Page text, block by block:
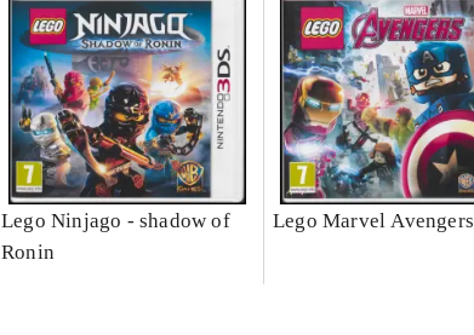
Lego Ninjago - shadow of
Ronin
Lego Marvel Avengers